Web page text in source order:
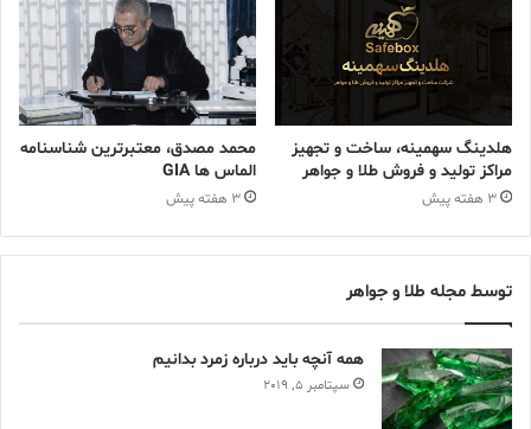
مقادير بسيار کمي‌ طلا در برگ‌هاي درخت اکاليپتوس وجود دارد اما مقدار
آن چنان ناچيز است که با چشم غير مسلح ديده نمي‌شود.
مقدار طلايي که تاکنون کشف شده بسيار کم‌تر از آن چيزي
است که فکر مي‌کنيد
مقدار طلايي که تاکنون از معادن استخراج شده چنان ناچيز است که
مي‌توان تمام آن را در سه استخر شناي المپيک به راحتي جاي داد.
برخي از افراد از طلا ميترسند
مبتلا هستند در صورت ديدن طلا دچار حمله عصبي مي‌شوند.
هلدینگ سهمینه، ساخت و تجهیز
مراکز تولید و فروش طلا و جواهر
3 هفته پیش
محمد مصدق، معتبرترین شناسنامه
الماس ها GIA
3 هفته پیش
توسط مجله طلا و جواهر
همه آنچه باید درباره زمرد بدانیم
سپتامبر 5, 2019